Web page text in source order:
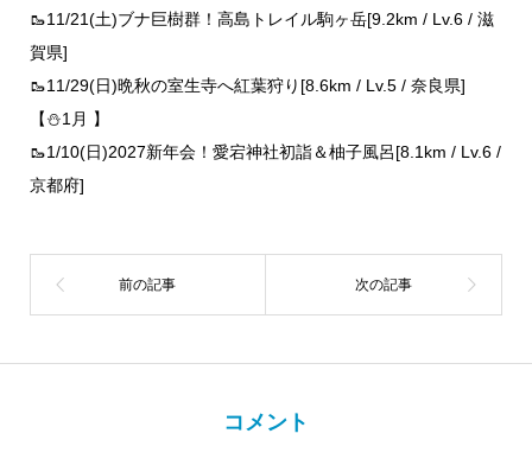
🥾11/21(土)ブナ巨樹群！高島トレイル駒ヶ岳[9.2km / Lv.6 / 滋
賀県]
🥾11/29(日)晩秋の室生寺へ紅葉狩り[8.6km / Lv.5 / 奈良県]
【⛄1月 】
🥾1/10(日)2027新年会！愛宕神社初詣＆柚子風呂[8.1km / Lv.6 /
京都府]
コメント